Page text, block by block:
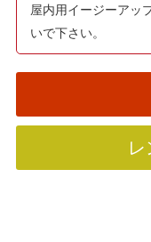
屋内用イージーアッ
いで下さい。